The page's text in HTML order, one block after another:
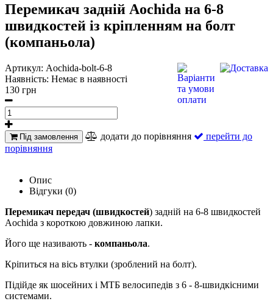
Перемикач задній Aochida на 6-8
швидкостей із кріпленням на болт
(компаньола)
Артикул: Aochida-bolt-6-8
Наявність: Немає в наявності
130 грн
Під замовлення додати до порівняння
перейти до
порівняння
Опис
Відгуки (0)
Перемикач передач (швидкостей) задній на 6-8 швидкостей
Aochida з короткою довжиною лапки.
Його ще називають - компаньола.
Кріпиться на вісь втулки (зроблений на болт).
Підійде як шосейних і МТБ велосипедів з 6 - 8-швидкісними
системами.